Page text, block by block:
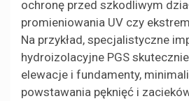
ochronę przed szkodliwym
promieniowania UV czy
Na przykład, specjalistyczne
hydroizolacyjne PGS
elewacje i fundamenty,
powstawania pęknięć i